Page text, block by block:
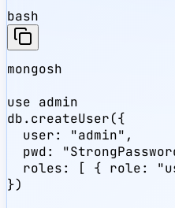
bash
mongosh
use admin
db.createUser({
  user: "admin",
pwd:
roles: [ { role:
})